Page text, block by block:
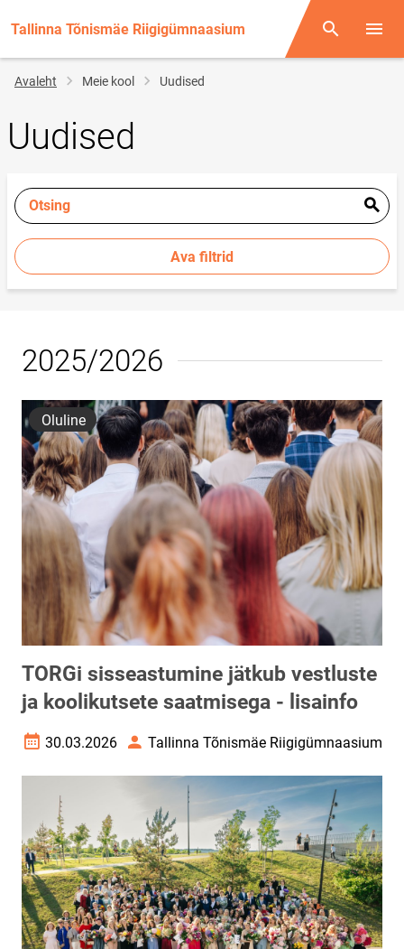
Tallinna Tõnismäe Riigigümnaasium Otsing
Jälglink
Avaleht Meie kool Uudised
Uudised
Otsing
Ava filtrid
2025/2026
Oluline
TORGi sisseastumine jätkub vestluste
ja koolikutsete saatmisega - lisainfo
Loomise kuupäev
30.03.2026 AutorTallinna Tõnismäe Riigigümnaasium